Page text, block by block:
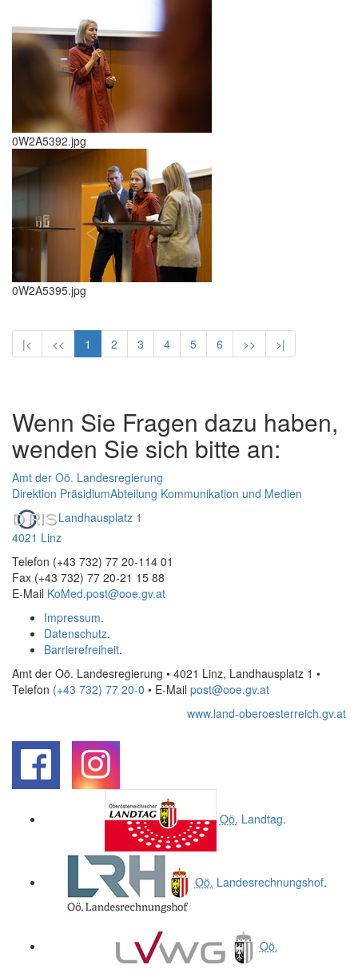
0W2A5392.jpg
0W2A5395.jpg
|< << 1 2 3 4 5 6 >> >|
Wenn Sie Fragen dazu haben,
wenden Sie sich bitte an:
Amt der Oö. Landesregierung
Direktion PräsidiumAbteilung Kommunikation und Medien
Landhausplatz 1
4021 Linz
Telefon (+43 732) 77 20-114 01
Fax (+43 732) 77 20-21 15 88
E-Mail KoMed.post@ooe.gv.at
Impressum.
Datenschutz.
Barrierefreiheit.
Amt der Oö. Landesregierung • 4021 Linz, Landhausplatz 1 •
Telefon (+43 732) 77 20-0 • E-Mail post@ooe.gv.at
www.land-oberoesterreich.gv.at
Oö. Landtag.
Oö. Landesrechnungshof.
Oö.